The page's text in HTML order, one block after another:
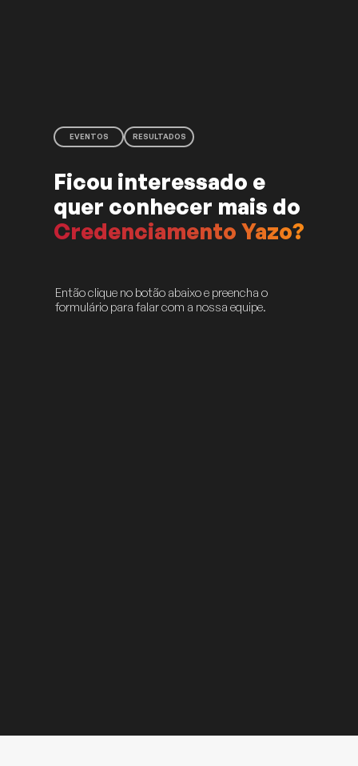
EVENTOS RESULTADOS
Ficou interessado e
Credenciamento Yazo?
Então clique no botão abaixo e preencha o
formulário para falar com a nossa equipe.